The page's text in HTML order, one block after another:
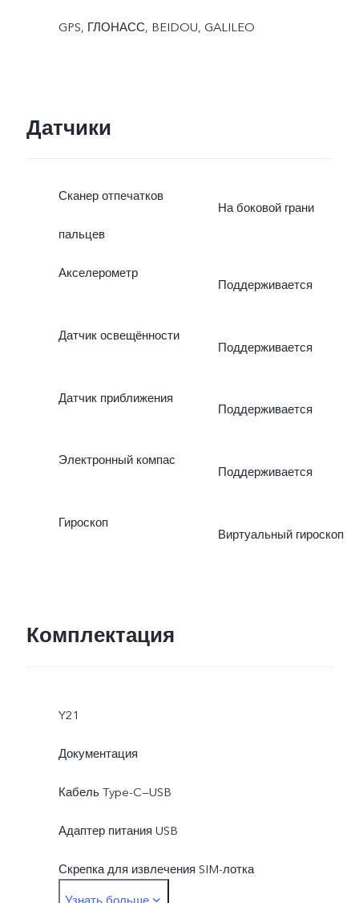
GPS, ГЛОНАСС, BEIDOU, GALILEO
Датчики
Сканер отпечатков
пальцев
На боковой грани
Акселерометр
Поддерживается
Датчик освещённости
Поддерживается
Датчик приближения
Поддерживается
Электронный компас
Поддерживается
Гироскоп
Виртуальный гироскоп
Комплектация
Y21
Документация
Кабель Type-C—USB
Адаптер питания USB
Скрепка для извлечения SIM-лотка